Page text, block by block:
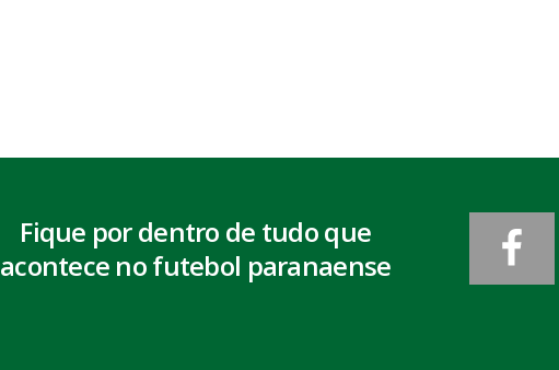
Fique por dentro de tudo que
acontece no futebol paranaense